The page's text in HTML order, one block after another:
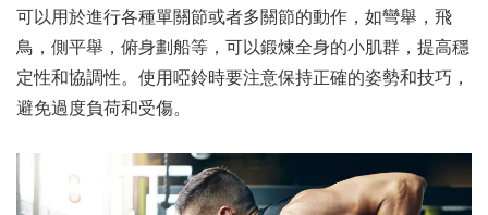
可以用於進行各種單關節或者多關節的動作，如彎舉，飛
鳥，側平舉，俯身劃船等，可以鍛煉全身的小肌群，提高穩
定性和協調性。使用啞鈴時要注意保持正確的姿勢和技巧，
避免過度負荷和受傷。